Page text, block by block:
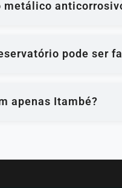
metálico
pode ser
apenas Itambé?